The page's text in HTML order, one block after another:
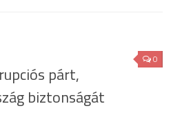
0
párt,
biztonságát